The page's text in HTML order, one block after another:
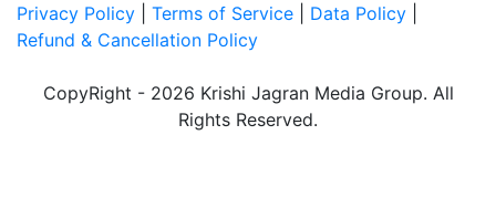
Privacy Policy
Terms of Service Data Policy
Refund & Cancellation Policy
CopyRight - 2026 Krishi Jagran Media Group. All
Rights Reserved.